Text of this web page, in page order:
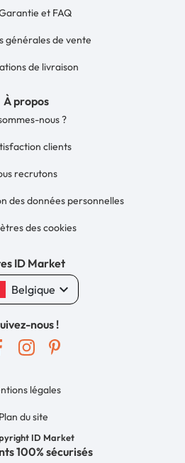
et FAQ
générales de vente
de livraison
À propos
nous ?
clients
recrutons
des données personnelles
des cookies
ID Market
Belgique keyboard_arrow_down
nous !
ID Market
légales
Plan du site
100% sécurisés